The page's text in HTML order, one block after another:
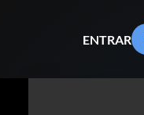
ENTRAR